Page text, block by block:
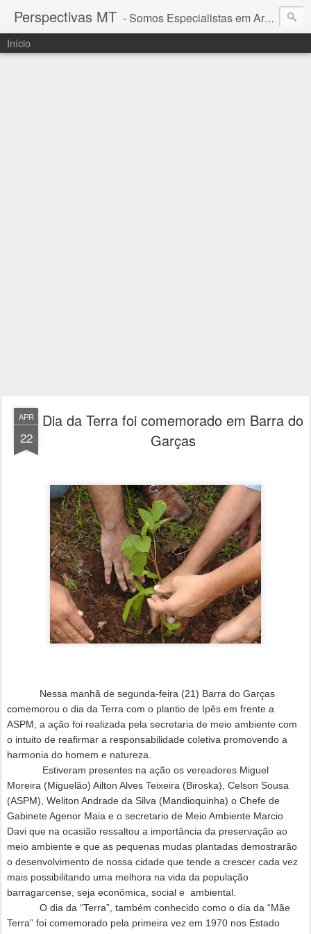
Perspectivas MT - Somos Especialistas em Araguaia - Mato Grosso
Início
APR
22
Dia da Terra foi comemorado em Barra do
Garças
Nessa manhã de segunda-feira (21) Barra do Garças
comemorou o dia da Terra com o plantio de Ipês em frente a
ASPM, a ação foi realizada pela secretaria de meio ambiente com
o intuito de reafirmar a responsabilidade coletiva promovendo a
harmonia do homem e natureza.
Estiveram presentes na ação os vereadores Miguel
Moreira (Miguelão) Ailton Alves Teixeira (Biroska), Celson Sousa
(ASPM), Weliton Andrade da Silva (Mandioquinha) o Chefe de
Gabinete Agenor Maia e o secretario de Meio Ambiente Marcio
Davi que na ocasião ressaltou a importância da preservação ao
meio ambiente e que as pequenas mudas plantadas demostrarão
o desenvolvimento de nossa cidade que tende a crescer cada vez
mais possibilitando uma melhora na vida da população
barragarcense, seja econômica, social e ambiental.
O dia da “Terra”, também conhecido como o dia da “Mãe
Terra” foi comemorado pela primeira vez em 1970 nos Estado